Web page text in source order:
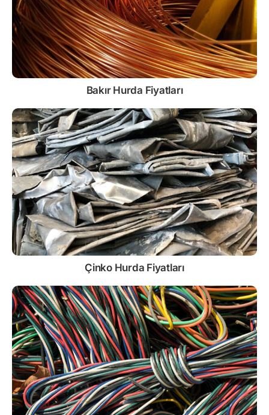
Bakır Hurda Fiyatları
Çinko Hurda Fiyatları